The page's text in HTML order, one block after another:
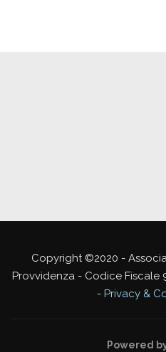
Copyright ©2020 -
Provvidenza - Codice Fiscale
- Privacy &
Powered